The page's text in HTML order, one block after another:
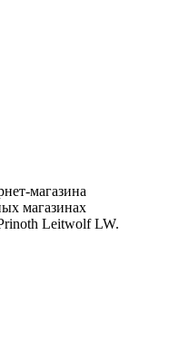
магазина
магазинах
Leitwolf LW.